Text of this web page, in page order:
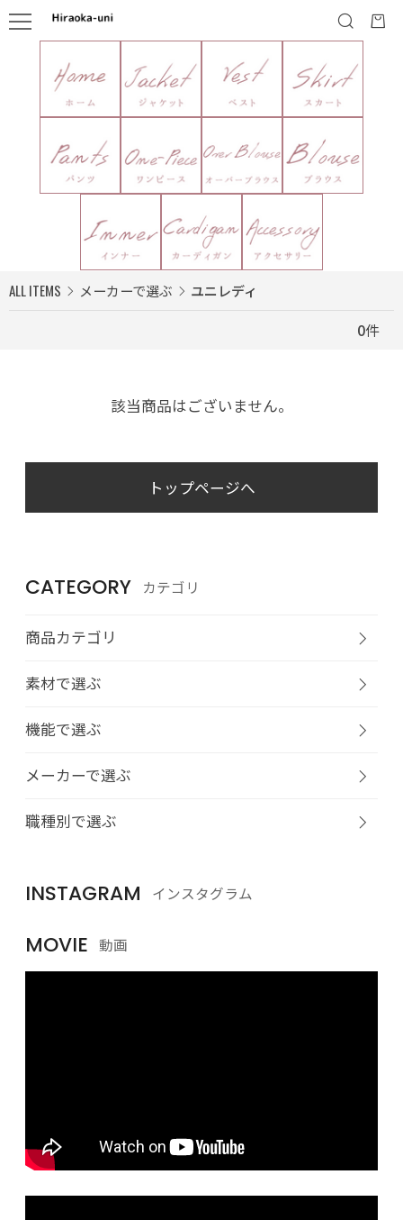
CATEGORY カテゴリ
商品カテゴリ
素材で選ぶ
機能で選ぶ
メーカーで選ぶ
職種別で選ぶ
INSTAGRAM インスタグラム
MOVIE 動画
ALL ITEMS メーカーで選ぶ ユニレディ
0件
該当商品はございません。
トップページへ